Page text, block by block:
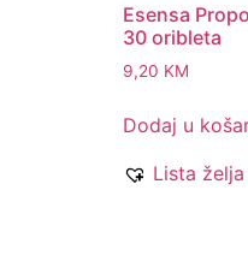
Esensa
30 oribleta
9,20 KM
Dodaj u
Lista želja